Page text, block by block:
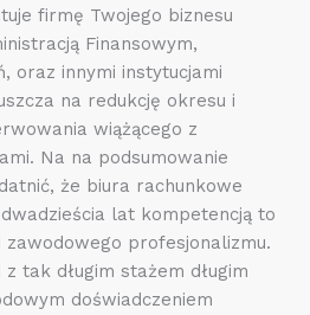
firmę Twojego biznesu
Finansowym,
oraz innymi instytucjami
na redukcję okresu i
wiążącego z
Na na podsumowanie
że biura rachunkowe
lat kompetencją to
profesjonalizmu.
tak długim stażem długim
doświadczeniem